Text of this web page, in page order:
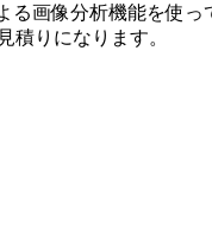
画像分析機能を使
積りになります。